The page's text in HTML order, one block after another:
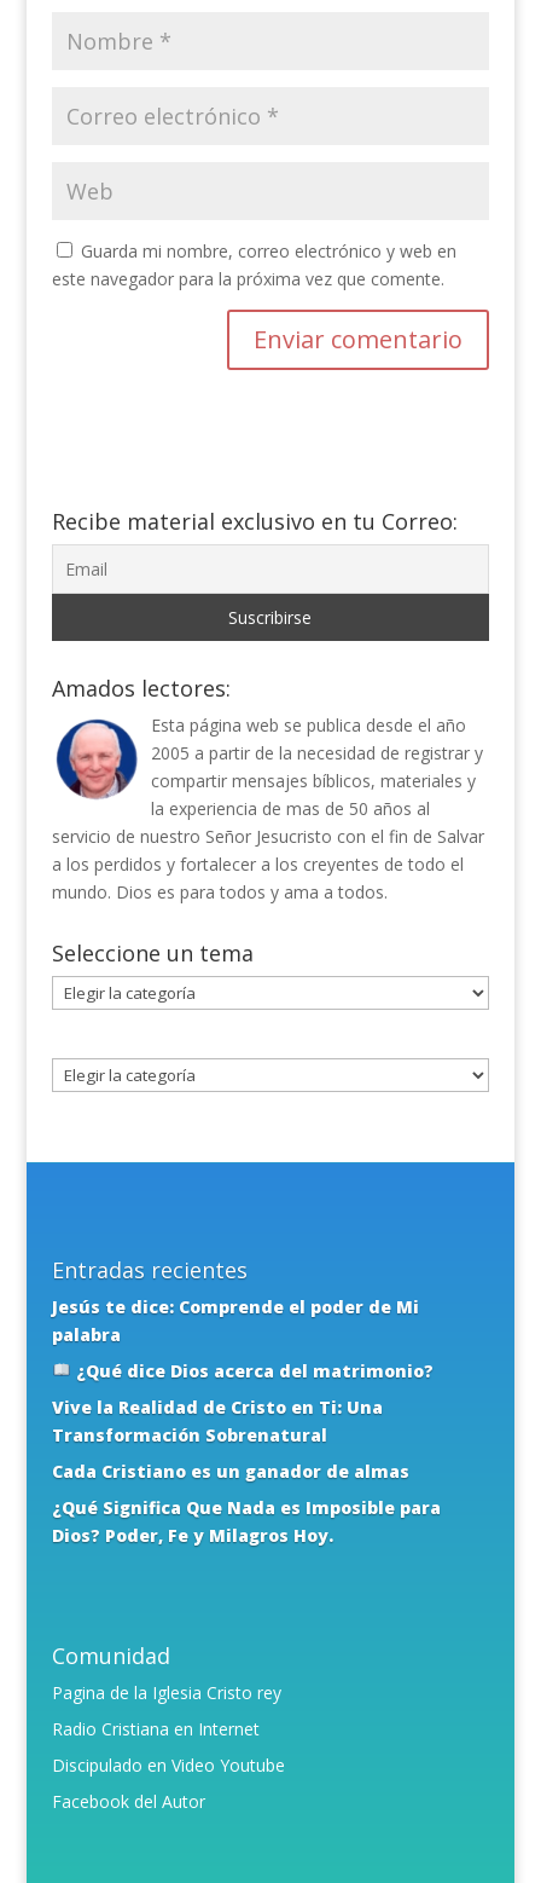
Guarda mi nombre, correo electrónico y web en
este navegador para la próxima vez que comente.
Recibe material exclusivo en tu Correo:
Amados lectores:
Esta página web se publica desde el año
2005 a partir de la necesidad de registrar y
compartir mensajes bíblicos, materiales y
la experiencia de mas de 50 años al
servicio de nuestro Señor Jesucristo con el fin de Salvar
a los perdidos y fortalecer a los creyentes de todo el
mundo. Dios es para todos y ama a todos.
Seleccione un tema
Seleccione
un
Entradas recientes
Jesús te dice: Comprende el poder de Mi
palabra
¿Qué dice Dios acerca del matrimonio?
Vive la Realidad de Cristo en Ti: Una
Transformación Sobrenatural
Cada Cristiano es un ganador de almas
¿Qué Significa Que Nada es Imposible para
Dios? Poder, Fe y Milagros Hoy.
Comunidad
Pagina de la Iglesia Cristo rey
Radio Cristiana en Internet
Discipulado en Video Youtube
Facebook del Autor